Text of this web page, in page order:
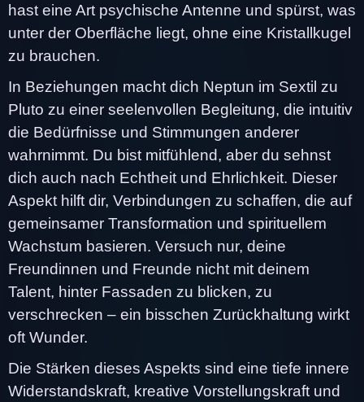
hast eine Art psychische Antenne und spürst, was
unter der Oberfläche liegt, ohne eine Kristallkugel
zu brauchen.
In Beziehungen macht dich Neptun im Sextil zu
Pluto zu einer seelenvollen Begleitung, die intuitiv
die Bedürfnisse und Stimmungen anderer
wahrnimmt. Du bist mitfühlend, aber du sehnst
dich auch nach Echtheit und Ehrlichkeit. Dieser
Aspekt hilft dir, Verbindungen zu schaffen, die auf
gemeinsamer Transformation und spirituellem
Wachstum basieren. Versuch nur, deine
Freundinnen und Freunde nicht mit deinem
Talent, hinter Fassaden zu blicken, zu
verschrecken – ein bisschen Zurückhaltung wirkt
oft Wunder.
Die Stärken dieses Aspekts sind eine tiefe innere
Widerstandskraft, kreative Vorstellungskraft und